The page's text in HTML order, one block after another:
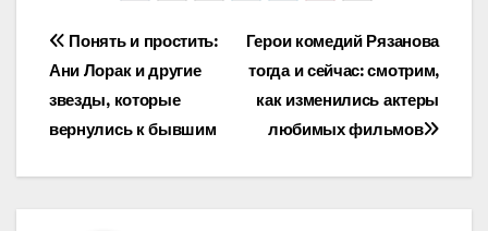
Навигация
по
записям
Герои комедий Рязанова
тогда и сейчас: смотрим,
как изменились актеры
любимых фильмов
Понять и простить:
Ани Лорак и другие
звезды, которые
вернулись к бывшим